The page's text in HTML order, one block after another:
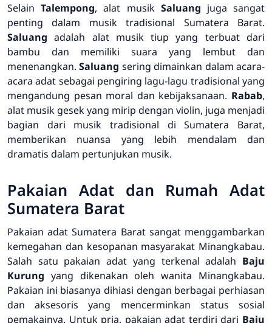
SelainTalempong, alat musik Saluang juga sangat
penting dalam musik tradisional Sumatera Barat.
Saluang adalah alat musik tiup yang terbuat dari
bambu dan memiliki suara yang lembut dan
menenangkan.Saluang sering dimainkan dalam acara-
acara adat sebagai pengiring lagu-lagu tradisional yang
mengandung pesan moral dan kebijaksanaan. Rabab,
alat musik gesek yang mirip dengan violin, juga menjadi
bagian dari musik tradisional di Sumatera Barat,
memberikan nuansa yang lebih mendalam dan
dramatis dalam pertunjukan musik.
Pakaian Adat dan Rumah Adat
Sumatera Barat
Pakaian adat Sumatera Barat sangat menggambarkan
kemegahan dan kesopanan masyarakat Minangkabau.
Salah satu pakaian adat yang terkenal adalah Baju
Kurung yang dikenakan oleh wanita Minangkabau.
Pakaian ini biasanya dihiasi dengan berbagai perhiasan
dan aksesoris yang mencerminkan status sosial
pemakainya. Untuk pria, pakaian adat terdiri dari Baju